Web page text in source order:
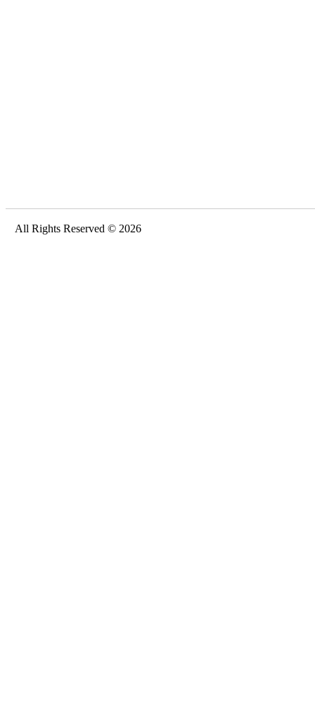
All Rights Reserved © 2026